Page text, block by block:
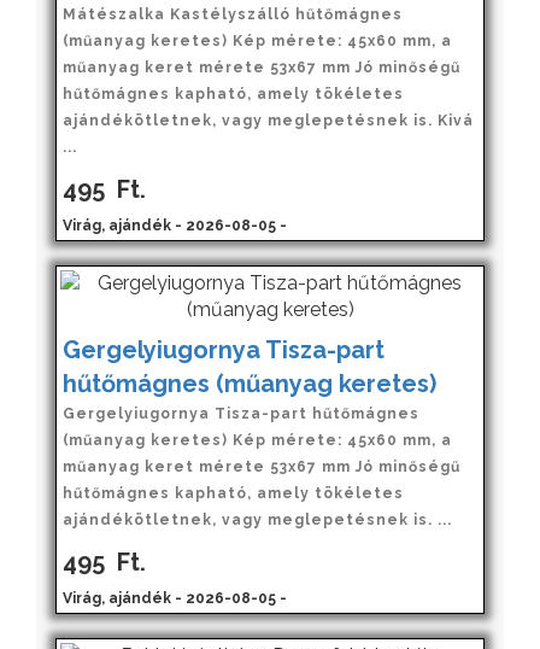
Mátészalka Kastélyszálló hűtőmágnes
(műanyag keretes) Kép mérete: 45x60 mm, a
műanyag keret mérete 53x67 mm Jó minőségű
hűtőmágnes kapható, amely tökéletes
ajándékötletnek, vagy meglepetésnek is. Kivá
...
495 Ft.
Virág, ajándék - 2026-08-05 -
Gergelyiugornya Tisza-part
hűtőmágnes (műanyag keretes)
Gergelyiugornya Tisza-part hűtőmágnes
(műanyag keretes) Kép mérete: 45x60 mm, a
műanyag keret mérete 53x67 mm Jó minőségű
hűtőmágnes kapható, amely tökéletes
ajándékötletnek, vagy meglepetésnek is. ...
495 Ft.
Virág, ajándék - 2026-08-05 -